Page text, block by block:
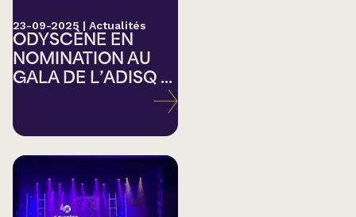
23-09-2025 | Actualités
ODYSCÈNE EN
NOMINATION AU
GALA DE L’ADISQ ...